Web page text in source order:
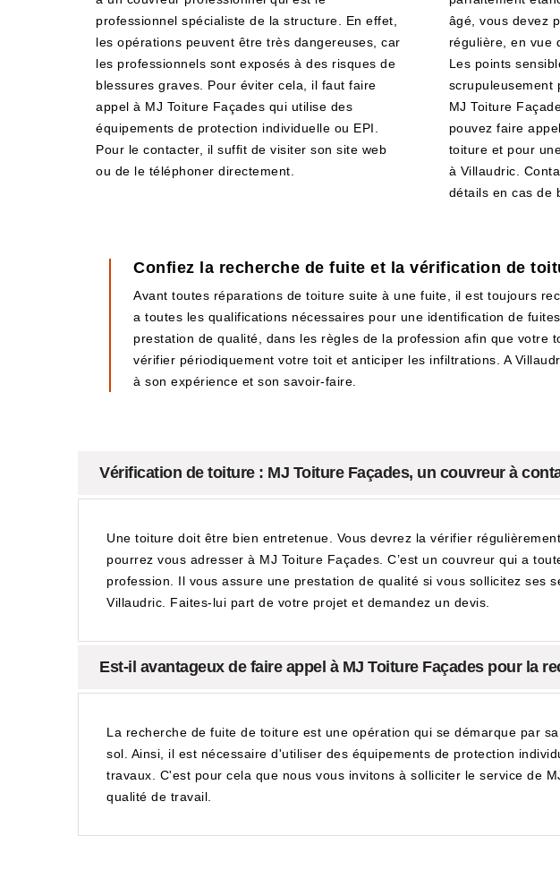
professionnel spécialiste de la structure. En effet,
les opérations peuvent être très dangereuses, car
les professionnels sont exposés à des risques de
blessures graves. Pour éviter cela, il faut faire
appel à MJ Toiture Façades qui utilise des
équipements de protection individuelle ou EPI.
Pour le contacter, il suffit de visiter son site web
ou de le téléphoner directement.
âgé, vous devez
régulière, en vue
Les points
scrupuleusement
MJ Toiture
pouvez faire
toiture et pour
à Villaudric.
détails en cas de
Confiez la recherche de fuite et la vérification de
Avant toutes réparations de toiture suite à une fuite, il est toujours
a toutes les qualifications nécessaires pour une identification de
prestation de qualité, dans les règles de la profession afin que
vérifier périodiquement votre toit et anticiper les infiltrations. A
à son expérience et son savoir-faire.
Vérification de toiture : MJ Toiture Façades, un couvreur à
Une toiture doit être bien entretenue. Vous devrez la vérifier
pourrez vous adresser à MJ Toiture Façades. C’est un couvreur qui a
profession. Il vous assure une prestation de qualité si vous sollicitez ses
Villaudric. Faites-lui part de votre projet et demandez un devis.
Est-il avantageux de faire appel à MJ Toiture Façades pour la
La recherche de fuite de toiture est une opération qui se démarque par
sol. Ainsi, il est nécessaire d'utiliser des équipements de protection
travaux. C'est pour cela que nous vous invitons à solliciter le service de
qualité de travail.